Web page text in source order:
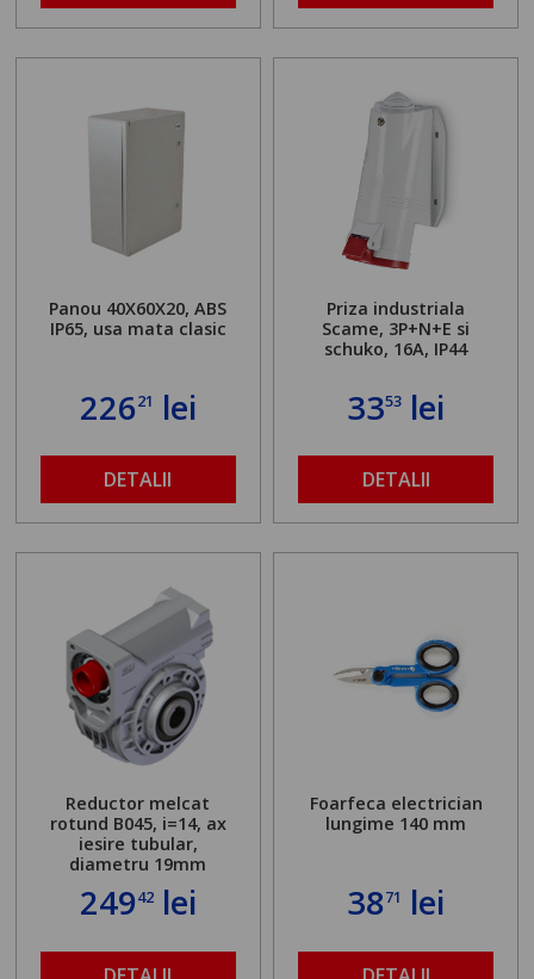
Panou 40X60X20, ABS
IP65, usa mata clasic
22621 lei
DETALII
Priza industriala
Scame, 3P+N+E si
schuko, 16A, IP44
3353 lei
DETALII
Reductor melcat
rotund B045, i=14, ax
iesire tubular,
diametru 19mm
24942lei
Foarfeca electrician
lungime 140 mm
3871 lei